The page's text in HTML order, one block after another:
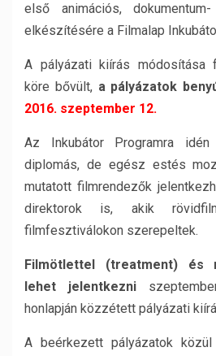
első animációs,
elkészítésére a Filmalap
A pályázati kiírás módosítása
köre bővült, a pályázatok
2016. szeptember 12.
Az Inkubátor Programra
diplomás, de egész estés
mutatott filmrendezők
direktorok is, akik
filmfesztiválokon szerepeltek.
Filmötlettel (treatment) és
lehet jelentkezni
honlapján közzétett pályázati
A beérkezett pályázatok